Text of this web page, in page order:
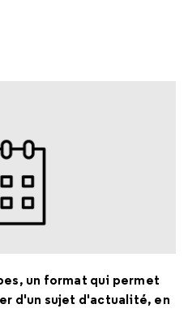
un format qui permet
d'un sujet d'actualité, en